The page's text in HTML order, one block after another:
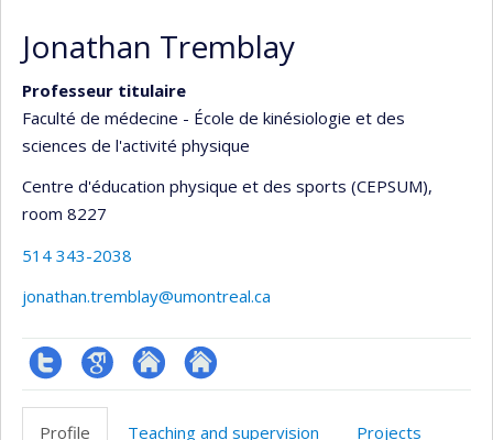
Jonathan Tremblay
Professeur titulaire
Faculté de médecine - École de kinésiologie et des
sciences de l'activité physique
Centre d'éducation physique et des sports (CEPSUM),
room 8227
514 343-2038
jonathan.tremblay@umontreal.ca
Compte
Twitter
GoogleAutre Autre
Profile Teaching and supervision Projects